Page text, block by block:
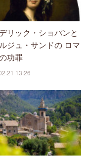
リック・ショパンと
ジュ・サンドの ロマ
功罪
13:26